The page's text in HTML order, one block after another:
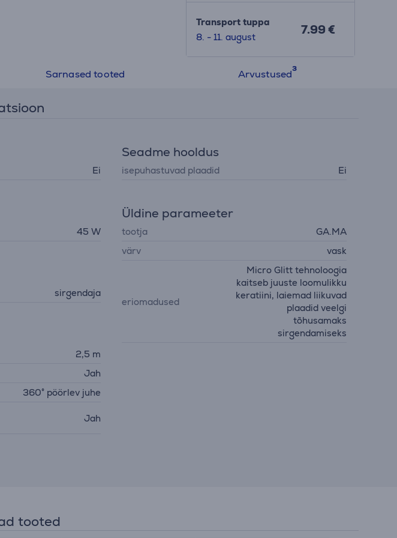
Transport tuppa
8. - 11. august
7.99 €
Sarnased tooted Arvustused
Ei
45 W
sirgendaja
2,5 m
Jah
360° pöörlev juhe
Jah
Seadme hooldus
isepuhastuvad plaadid Ei
Üldine parameeter
tootja
GA.MA
värv
vask
eriomadused
Micro Glitt tehnoloogia
kaitseb juuste loomulikku
keratiini, laiemad liikuvad
plaadid veelgi
tõhusamaks
sirgendamiseks
tooted